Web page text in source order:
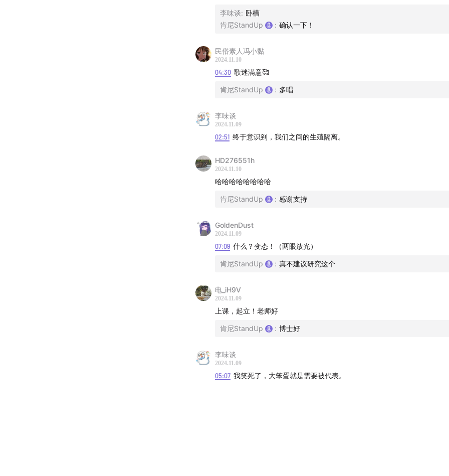
李味谈: 卧槽
肯尼StandUp
: 确认一下！
民俗素人冯小黏
2024.11.10
04:30 歌迷满意🥰
肯尼StandUp : 多唱
李味谈
2024.11.09
02:51 终于意识到，我们之间的生殖隔离。
HD276551h
2024.11.10
哈哈哈哈哈哈哈哈
肯尼StandUp : 感谢支持
GoldenDust
2024.11.09
07:09 什么？变态！（两眼放光）
肯尼StandUp : 真不建议研究这个
电_iH9V
2024.11.09
上课，起立！老师好
肯尼StandUp : 博士好
李味谈
2024.11.09
05:07 我笑死了，大笨蛋就是需要被代表。